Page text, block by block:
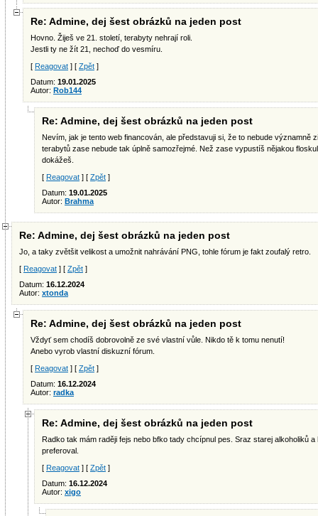
Re: Admine, dej šest obrázků na jeden post
Hovno. Žiješ ve 21. století, terabyty nehrají roli.
Jestli ty ne žít 21, nechoď do vesmíru.
[ Reagovat ] [ Zpět ]
Datum: 19.01.2025
Autor: Rob144
Re: Admine, dej šest obrázků na jeden post
Nevím, jak je tento web financován, ale představuji si, že to nebude významně
terabytů zase nebude tak úplně samozřejmé. Než zase vypustíš nějakou
dokážeš.
[ Reagovat ] [ Zpět ]
Datum: 19.01.2025
Autor: Brahma
Re: Admine, dej šest obrázků na jeden post
Jo, a taky zvětšit velikost a umožnit nahrávání PNG, tohle fórum je fakt zoufalý retro.
[ Reagovat ] [ Zpět ]
Datum: 16.12.2024
Autor: xtonda
Re: Admine, dej šest obrázků na jeden post
Vždyť sem chodíš dobrovolně ze své vlastní vůle. Nikdo tě k tomu nenutí!
Anebo vyrob vlastní diskuzní fórum.
[ Reagovat ] [ Zpět ]
Datum: 16.12.2024
Autor: radka
Re: Admine, dej šest obrázků na jeden post
Radko tak mám raději fejs nebo bfko tady chcípnul pes. Sraz starej alkoholiků
preferoval.
[ Reagovat ] [ Zpět ]
Datum: 16.12.2024
Autor: xigo